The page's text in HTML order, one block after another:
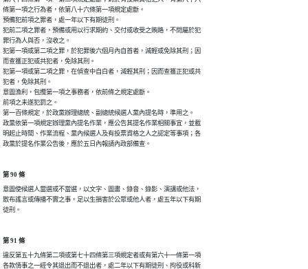
條第一項之行為者，依第八十六條第一項規定處斷。
預備犯前項之罪者，處一年以下有期徒刑。
犯前二項之罪者，預備或用以行求期約、交付或收受之賄賂，不問屬於犯
罪行為人與否，沒收之。
犯第一項或第二項之罪，於犯罪後六個月內自首者，減輕或免除其刑；因
而查獲正犯或共犯者，免除其刑。
犯第一項或第二項之罪，在偵查中自白者，減輕其刑；因而查獲正犯或共
犯者，免除其刑。
意圖漁利，包攬第一項之事務者，依前條之規定處斷。
前項之未遂犯罰之。
第一百條規定，於政黨辦理總統、副總統候選人黨內提名時，準用之。
政黨依第一項規定辦理黨內提名作業，應公告其提名作業相關事宜，並載
明起止時間、作業流程、黨內候選人及有投票資格之人之認定等事項；各
政黨於提名作業公告後，應於五日內報請內政部備查。
第 90 條
意圖使候選人當選或不當選，以文字、圖畫、錄音、錄影、演講或他法，
散布謠言或傳播不實之事，足以生損害於公眾或他人者，處五年以下有期
徒刑。
第 91 條
違反第五十九條第二項或第七十四條第三項規定者或有第六十一條第一項
各款情事之一經令其退出而不退出者，處二年以下有期徒刑、拘役或科新